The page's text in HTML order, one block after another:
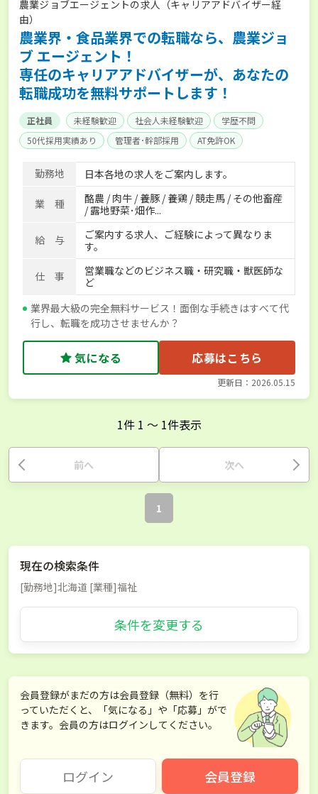
農業ジョブエージェントの求人（キャリアアドバイザー経
由）
農業界・食品業界での転職なら、農業ジョ
ブ エージェント！
専任のキャリアアドバイザーが、あなたの
転職成功を無料サポートします！
正社員 未経験歓迎 社会人未経験歓迎
学歴不問
50代採用実績あり
管理者･幹部採用
AT免許OK
家賃補助制度あり
食事補助あり
残業月20時間以内
賞与実績あり
年間休日100日以上
経験者優遇
独立支援可能
社会保険完備 単身寮あり
世帯寮あり
寮･社宅相談可
勤務地 日本各地の求人をご案内します。
業 種
酪農 / 肉牛 / 養豚 / 養鶏 / 競走馬 / その他畜産
/ 露地野菜･畑作...
給 与
ご案内する求人、ご経験によって異なりま
す。
仕 事
営業職などのビジネス職・研究職・獣医師な
ど
業界最大級の完全無料サービス！面倒な手続きはすべて代
行し、転職を成功させませんか？
気になる 応募はこちら
更新日：2026.05.15
1件 1 〜 1件表示
前へ 次へ
1
現在の検索条件
[勤務地]北海道 [業種]福祉
条件を変更する
会員登録がまだの方は会員登録（無料）を行
っていただくと、「気になる」や「応募」がで
きます。会員の方はログインしてください。
ログイン 会員登録